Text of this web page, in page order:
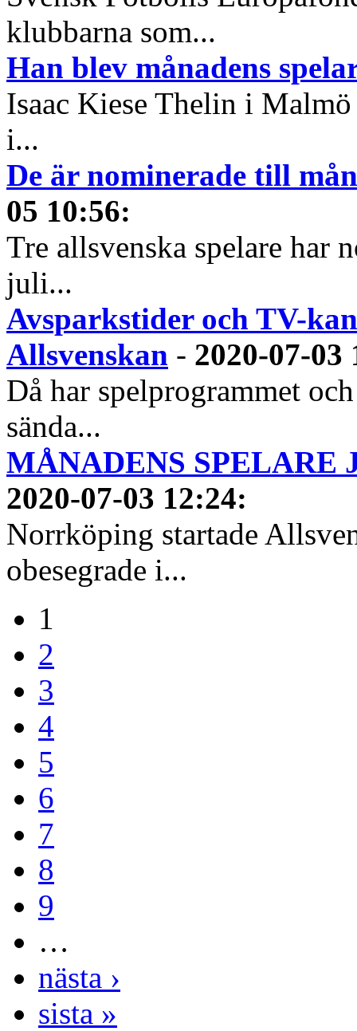
klubbarna som...
Han blev månadens
Isaac Kiese Thelin i
i...
De är nominerade till
05 10:56:
Tre allsvenska spelare har
juli...
Avsparkstider och TV-
Allsvenskan - 2020-07-03
Då har spelprogrammet
sända...
MÅNADENS SPELARE
2020-07-03 12:24:
Norrköping startade
obesegrade i...
1
2
3
4
5
6
7
8
9
…
nästa ›
sista »